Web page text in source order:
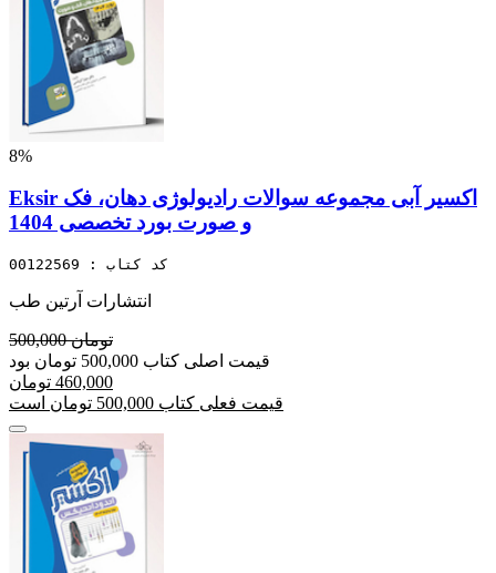
8%
Eksir اکسیر آبی مجموعه سوالات رادیولوژی دهان، فک
و صورت بورد تخصصی 1404
کد کتاب : 00122569
انتشارات آرتین طب
500,000 تومان
قیمت اصلی کتاب 500,000 تومان بود
460,000 تومان
قیمت فعلی کتاب 500,000 تومان است